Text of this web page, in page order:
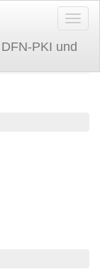
PKI und